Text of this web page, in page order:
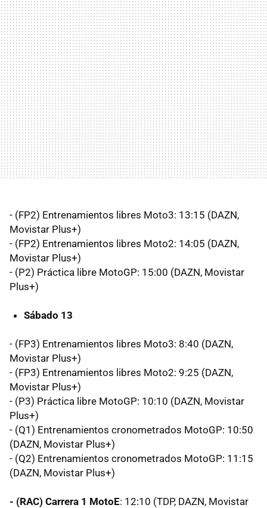
- (FP2) Entrenamientos libres Moto3: 13:15 (DAZN,
Movistar Plus+)
- (FP2) Entrenamientos libres Moto2: 14:05 (DAZN,
Movistar Plus+)
- (P2) Práctica libre MotoGP: 15:00 (DAZN, Movistar
Plus+)
Sábado 13
- (FP3) Entrenamientos libres Moto3: 8:40 (DAZN,
Movistar Plus+)
- (FP3) Entrenamientos libres Moto2: 9:25 (DAZN,
Movistar Plus+)
- (P3) Práctica libre MotoGP: 10:10 (DAZN, Movistar
Plus+)
- (Q1) Entrenamientos cronometrados MotoGP: 10:50
(DAZN, Movistar Plus+)
- (Q2) Entrenamientos cronometrados MotoGP: 11:15
(DAZN, Movistar Plus+)
- (RAC) Carrera 1 MotoE: 12:10 (TDP, DAZN, Movistar